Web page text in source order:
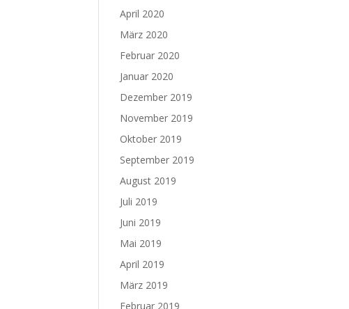
April 2020
März 2020
Februar 2020
Januar 2020
Dezember 2019
November 2019
Oktober 2019
September 2019
August 2019
Juli 2019
Juni 2019
Mai 2019
April 2019
März 2019
Februar 2019